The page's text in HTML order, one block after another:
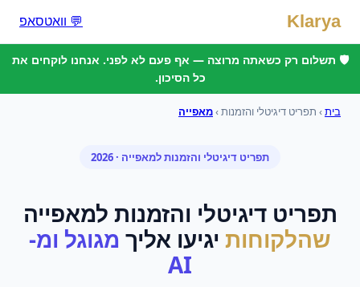
Klarya 💬 וואטסאפ
🛡️ תשלום רק כשאתה מרוצה — אף פעם לא לפני. אנחנו לוקחים את
כל הסיכון.
בית› תפריט דיגיטלי והזמנות›מאפייה
תפריט דיגיטלי והזמנותלמאפייה · 2026
תפריט דיגיטלי והזמנות למאפייה
שהלקוחות יגיעו אליך מגוגל ומ-
AI